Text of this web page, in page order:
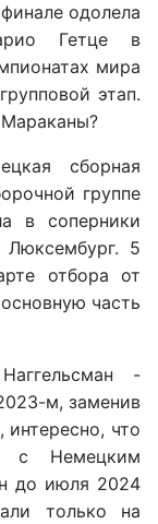
одолела
Гетце в
мира
этап.
сборная
группе
в соперники
5
отбора от
часть
-
м, заменив
что
с Немецким
до июля 2024
только на